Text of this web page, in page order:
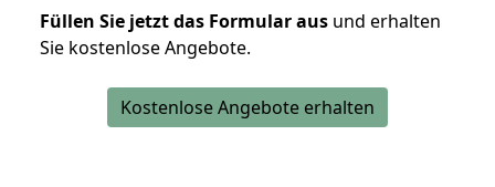
Füllen Sie jetzt das Formular aus und erhalten
Sie kostenlose Angebote.
Kostenlose Angebote erhalten